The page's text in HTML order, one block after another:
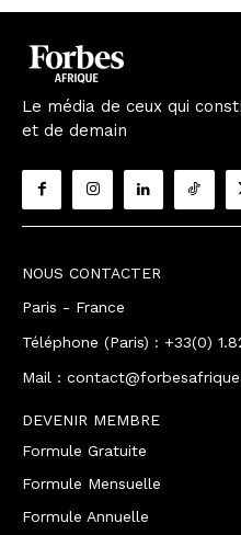
Le média de ceux qui
et de demain
NOUS CONTACTER
Paris - France
Téléphone (Paris) : +33(0)
Mail :
DEVENIR MEMBRE
Formule Gratuite
Formule Mensuelle
Formule Annuelle